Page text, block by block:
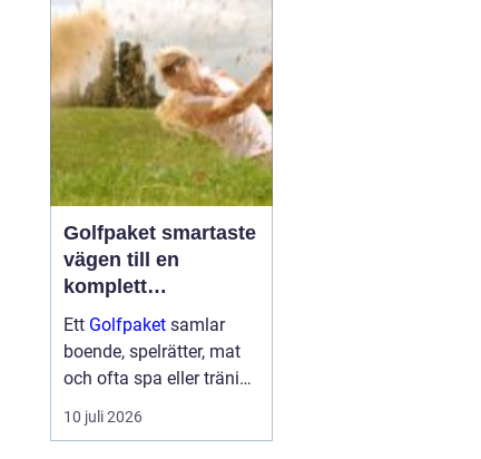
Göteb...
Golfpaket smartaste
vägen till en
komplett
golfupplevelse
Ett Golfpaket samlar
boende, spelrätter, mat
och ofta spa eller träning
i en och samma
bokning. För dig som vill
10 juli 2026